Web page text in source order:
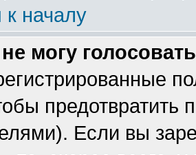
к началу
могу
предотвратить
Если вы